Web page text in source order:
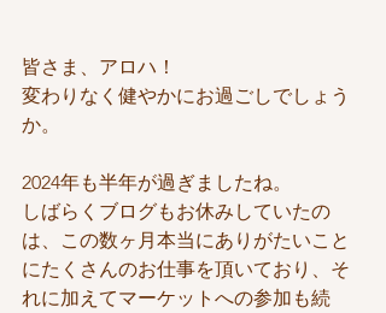
皆さま、アロハ！
変わりなく健やかにお過ごしでしょう
か。
2024年も半年が過ぎましたね。
しばらくブログもお休みしていたの
は、この数ヶ月本当にありがたいこと
にたくさんのお仕事を頂いており、そ
れに加えてマーケットへの参加も続